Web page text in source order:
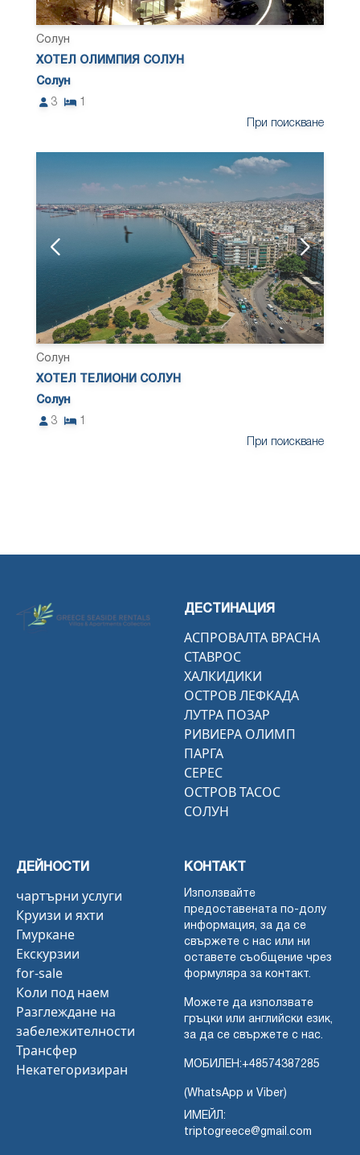
Солун
ХОТЕЛ ОЛИМПИЯ СОЛУН
Солун
3
1
При поискване
Солун
ХОТЕЛ ТЕЛИОНИ СОЛУН
Солун
3
1
При поискване
ДЕСТИНАЦИЯ
АСПРОВАЛТА ВРАСНА
СТАВРОС
ХАЛКИДИКИ
ОСТРОВ ЛЕФКАДА
ЛУТРА ПОЗАР
РИВИЕРА ОЛИМП
ПАРГА
СЕРЕС
ОСТРОВ ТАСОС
СОЛУН
ДЕЙНОСТИ
чартърни услуги
Круизи и яхти
Гмуркане
Екскурзии
for-sale
Коли под наем
Разглеждане на
забележителности
Трансфер
Некатегоризиран
КОНТАКТ
Използвайте
предоставената по-долу
информация, за да се
свържете с нас или ни
оставете съобщение чрез
формуляра за контакт.
Можете да използвате
гръцки или английски език,
за да се свържете с нас.
МОБИЛЕН:+48574387285
(WhatsApp и Viber)
ИМЕЙЛ:
triptogreece@gmail.com